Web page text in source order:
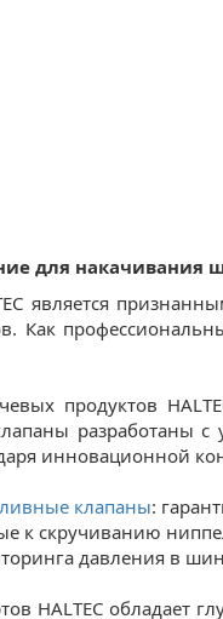
для накачивания
является
Как
продуктов
разработаны
инновационной
клапаны:
к скручиванию
давления в
HALTEC